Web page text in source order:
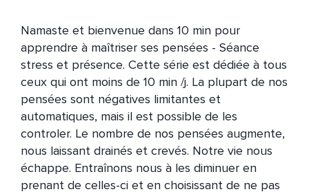
Namaste et bienvenue dans 10 min pour
apprendre à maîtriser ses pensées - Séance
stress et présence. Cette série est dédiée à tous
ceux qui ont moins de 10 min /j. La plupart de nos
pensées sont négatives limitantes et
automatiques, mais il est possible de les
controler. Le nombre de nos pensées augmente,
nous laissant drainés et crevés. Notre vie nous
échappe. Entraînons nous à les diminuer en
prenant de celles-ci et en choisissant de ne pas